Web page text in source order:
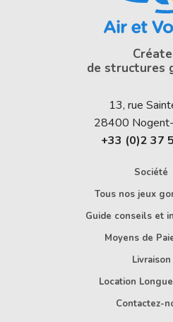
de structures
13, rue
28400
+33 (0)2 37
Société
Tous nos jeux
Guide conseils et
Moyens de
Livraison
Location
Contactez-